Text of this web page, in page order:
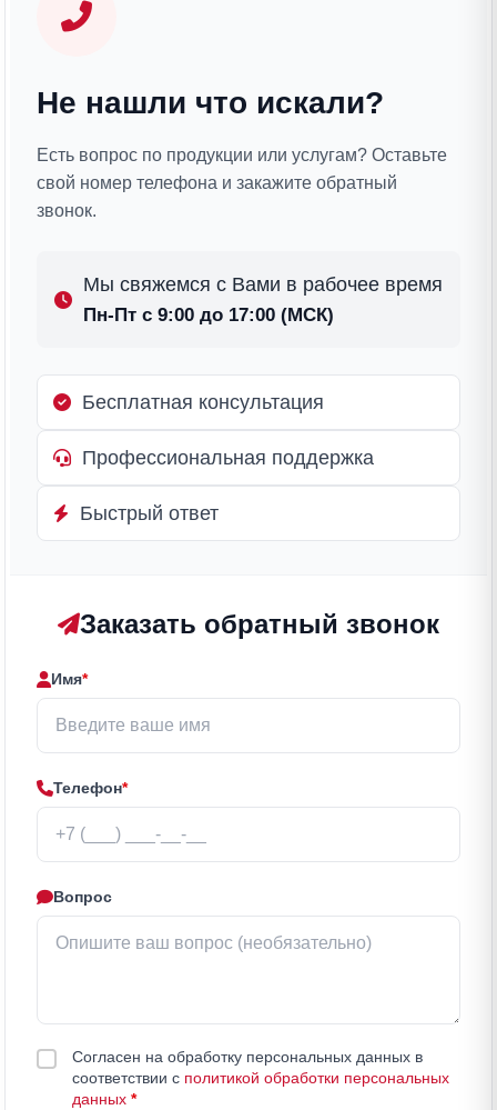
Не нашли что искали?
Есть вопрос по продукции или услугам? Оставьте
свой номер телефона и закажите обратный
звонок.
Мы свяжемся с Вами в рабочее время
Пн-Пт с 9:00 до 17:00 (МСК)
Бесплатная консультация
Профессиональная поддержка
Быстрый ответ
Заказать обратный звонок
Имя*
Телефон*
Вопрос
Согласен на обработку персональных данных в
соответствии с политикой обработки персональных
данных *